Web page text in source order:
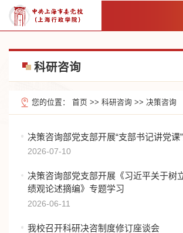
科研咨询
您的位置： 首页 >> 科研咨询 >> 决策咨询
决策咨询部党支部开展“支部书记讲党课
2026-07-10
决策咨询部党支部开展《习近平关于树
绩观论述摘编》专题学习
2026-06-11
我校召开科研决咨制度修订座谈会